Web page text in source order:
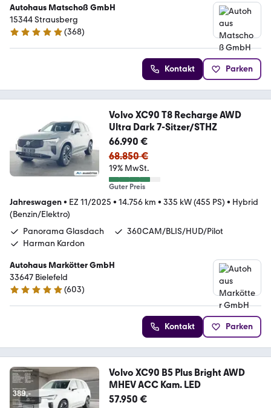
Autohaus Matschoß GmbH
15344 Strausberg
4.9 Sterne
(368)
Kontakt Parken
Volvo XC90 T8 Recharge AWD
Ultra Dark 7-Sitzer/STHZ
66.990 €
68.850 €
19% MwSt.
Guter Preis
Jahreswagen• EZ 11/2025 • 14.756 km • 335 kW (455 PS) • Hybrid
(Benzin/Elektro)
Panorama Glasdach
360CAM/BLIS/HUD/Pilot
Harman Kardon
Autohaus Markötter GmbH
33647 Bielefeld
4.9 Sterne
(603)
Kontakt Parken
Volvo XC90 B5 Plus Bright AWD
MHEV ACC Kam. LED
57.950 €